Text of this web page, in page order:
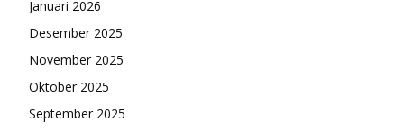
Januari 2026
Desember 2025
November 2025
Oktober 2025
September 2025